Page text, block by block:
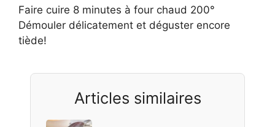
Faire cuire 8 minutes à four chaud 200°
Démouler délicatement et déguster encore
tiède!
Articles similaires